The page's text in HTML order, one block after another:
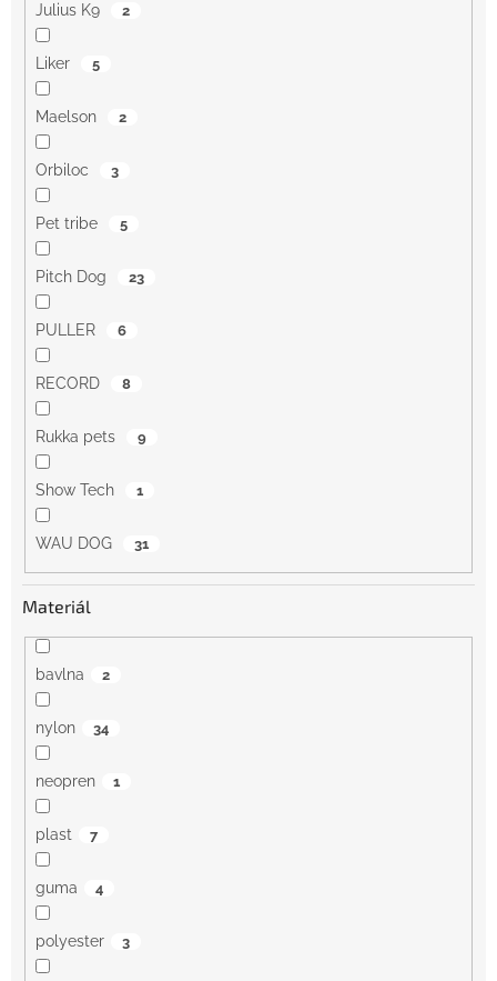
Julius K9 2
Liker 5
Maelson 2
Orbiloc 3
Pet tribe 5
Pitch Dog 23
PULLER 6
RECORD 8
Rukka pets 9
Show Tech 1
WAU DOG 31
Materiál
bavlna 2
nylon 34
neopren 1
plast 7
guma 4
polyester 3